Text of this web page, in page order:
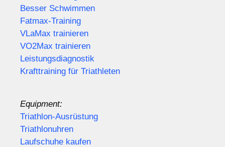
Besser Schwimmen
Fatmax-Training
VLaMax trainieren
VO2Max trainieren
Leistungsdiagnostik
Krafttraining für Triathleten
Equipment:
Triathlon-Ausrüstung
Triathlonuhren
Laufschuhe kaufen